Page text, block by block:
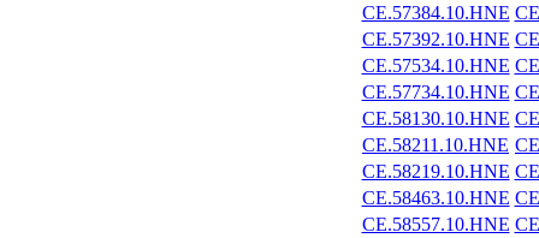
CE.57384.10.HNE
CE.57392.10.HNE
CE.57534.10.HNE
CE.57734.10.HNE
CE.58130.10.HNE
CE.58211.10.HNE
CE.58219.10.HNE
CE.58463.10.HNE
CE.58557.10.HNE